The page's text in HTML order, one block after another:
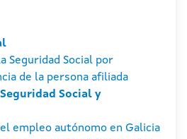
Seguridad Social por
de la persona afiliada
Social y
empleo autónomo en Galicia